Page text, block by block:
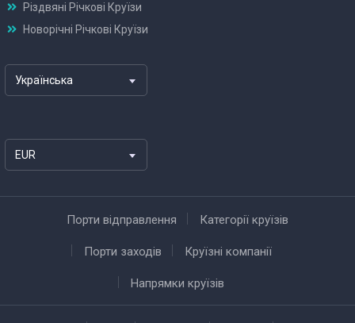
Різдвяні Річкові Круїзи
Новорічні Річкові Круїзи
Українська
EUR
Порти відправлення Категорії круїзів
Порти заходів Круїзні компанії
Напрямки круїзів